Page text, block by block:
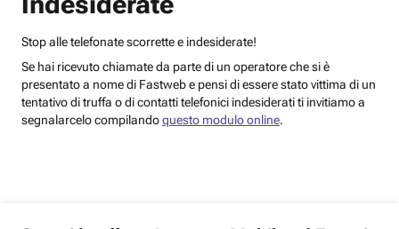
Stop alle telefonate scorrette e indesiderate!
Se hai ricevuto chiamate da parte di un operatore che si è
presentato a nome di Fastweb e pensi di essere stato vittima di un
tentativo di truffa o di contatti telefonici indesiderati ti invitiamo a
segnalarcelo compilandoquesto modulo online.